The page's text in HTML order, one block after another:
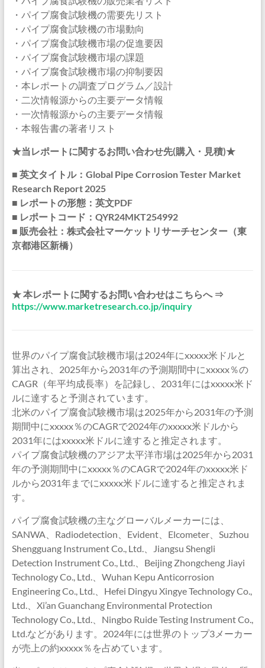
・パイプ腐食試験機の需要先リスト
・パイプ腐食試験機の市場動向
・パイプ腐食試験機市場の促進要因
・パイプ腐食試験機市場の課題
・パイプ腐食試験機市場の抑制要因
・本レポートの調査プログラム／設計
・二次情報源からの主要データ情報
・一次情報源からの主要データ情報
・本報告書の著者リスト
★当レポートに関するお問い合わせ先(購入・見積)★
■ 英文タイトル：Global Pipe Corrosion Tester Market
Research Report 2025
■ レポートの形態：英文PDF
■ レポートコード：QYR24MKT254992
■ 販売会社：株式会社マーケットリサーチセンター（東
京都港区新橋）
★ 本レポートに関するお問い合わせはこちらへ ⇒
https://www.marketresearch.co.jp/inquiry
世界のパイプ腐食試験機市場は2024年にxxxxx米ドルと
算出され、2025年から2031年の予測期間中にxxxxx％の
CAGR（年平均成長率）を記録し、2031年にはxxxxx米ド
ルに達すると予測されています。
北米のパイプ腐食試験機市場は2025年から2031年の予測
期間中にxxxxx％のCAGRで2024年のxxxxx米ドルから
2031年にはxxxxx米ドルに達すると推定されます。
パイプ腐食試験機のアジア太平洋市場は2025年から2031
年の予測期間中にxxxxx％のCAGRで2024年のxxxxx米ド
ルから2031年までにxxxxx米ドルに達すると推定されま
す。
パイプ腐食試験機の主なグローバルメーカーには、
SANWA、Radiodetection、Evident、Elcometer、Suzhou
Shengguang Instrument Co., Ltd.、Jiangsu Shengli
Detection Instrument Co., Ltd.、Beijing Zhongcheng Jiayi
Technology Co., Ltd.、Wuhan Kepu Anticorrosion
Engineering Co., Ltd.、Hefei Dingyu Xingye Technology Co.,
Ltd.、Xi’an Guanchang Environmental Protection
Technology Co., Ltd.、Ningbo Ruide Testing Instrument Co.,
Ltd.などがあります。2024年には世界のトップ3メーカー
が売上の約xxxxx％を占めています。